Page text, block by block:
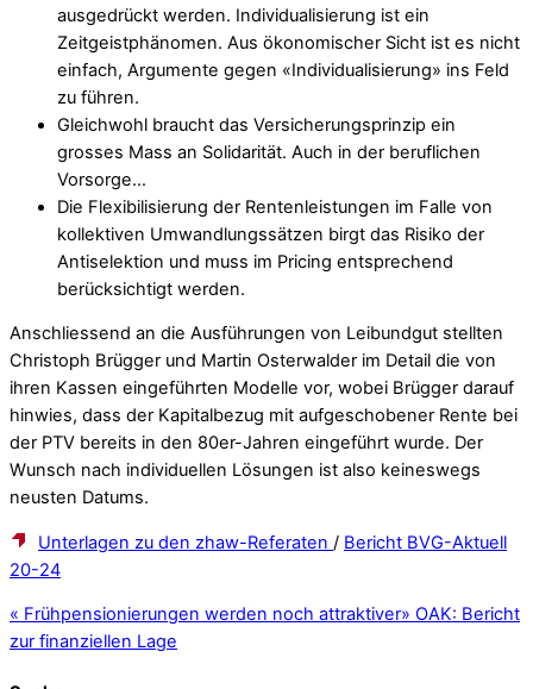
ausgedrückt werden. Individualisierung ist ein
Zeitgeistphänomen. Aus ökonomischer Sicht ist es nicht
einfach, Argumente gegen «Individualisierung» ins Feld
zu führen.
Gleichwohl braucht das Versicherungsprinzip ein
grosses Mass an Solidarität. Auch in der beruflichen
Vorsorge…
Die Flexibilisierung der Rentenleistungen im Falle von
kollektiven Umwandlungssätzen birgt das Risiko der
Antiselektion und muss im Pricing entsprechend
berücksichtigt werden.
Anschliessend an die Ausführungen von Leibundgut stellten
Christoph Brügger und Martin Osterwalder im Detail die von
ihren Kassen eingeführten Modelle vor, wobei Brügger darauf
hinwies, dass der Kapitalbezug mit aufgeschobener Rente bei
der PTV bereits in den 80er-Jahren eingeführt wurde. Der
Wunsch nach individuellen Lösungen ist also keineswegs
neusten Datums.
Unterlagen zu den zhaw-Referaten / Bericht BVG-Aktuell
20-24
« Frühpensionierungen werden noch attraktiver» OAK: Bericht
zur finanziellen Lage